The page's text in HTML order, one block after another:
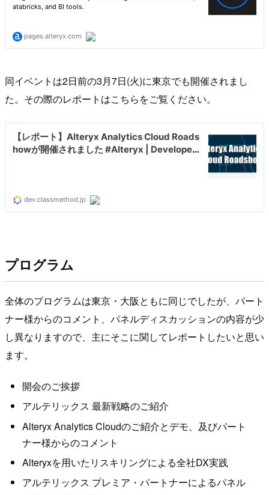
同イベントは2日前の3月7日(火)に東京でも開催されまし
た。その際のレポートはこちらをご覧ください。
プログラム
全体のプログラムは東京・大阪ともに同じでしたが、パート
ナー様からのコメント、パネルディスカッションの内容が少
し異なりますので、主にそこに関してレポートしたいと思い
ます。
開会のご挨拶
アルテリックス 最新戦略のご紹介
Alteryx Analytics Cloudのご紹介とデモ、及びパート
ナー様からのコメント
Alteryxを用いたリスキリングによる全社DX実践
アルテリックス プレミア・パートナーによるパネル